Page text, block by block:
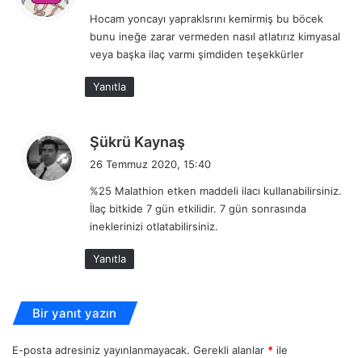
i
k
i
Hocam yoncayı yapraklsrını kemirmiş bu böcek
bunu ineğe zarar vermeden nasıl atlatırız kimyasal
veya başka ilaç varmı şimdiden teşekkürler
Yanıtla
Şükrü Kaynaş
e
i
k
i
26 Temmuz 2020, 15:40
%25 Malathion etken maddeli ilacı kullanabilirsiniz.
İlaç bitkide 7 gün etkilidir. 7 gün sonrasında
ineklerinizi otlatabilirsiniz.
Yanıtla
Bir yanıt yazın
E-posta adresiniz yayınlanmayacak. Gerekli alanlar * ile